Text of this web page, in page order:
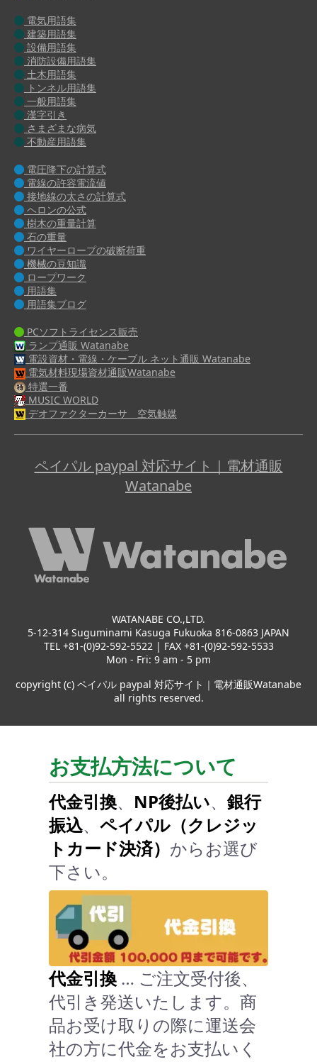
電気用語集
建築用語集
設備用語集
消防設備用語集
土木用語集
トンネル用語集
一般用語集
漢字引き
さまざまな病気
不動産用語集
電圧降下の計算式
電線の許容電流値
接地線の太さの計算式
ヘロンの公式
樹木の重量計算
石の重量
ワイヤーロープの破断荷重
機械の豆知識
ロープワーク
用語集
用語集ブログ
PCソフトライセンス販売
ランプ通販 Watanabe
電設資材・電線・ケーブル ネット通販 Watanabe
電気材料現場資材通販Watanabe
特選一番
MUSIC WORLD
デオファクターカーサ 空気触媒
ペイパル paypal 対応サイト｜電材通販
Watanabe
WATANABE CO.,LTD.
5-12-314 Suguminami Kasuga Fukuoka 816-0863 JAPAN
TEL +81-(0)92-592-5522 | FAX +81-(0)92-592-5533
Mon - Fri: 9 am - 5 pm
copyright (c) ペイパル paypal 対応サイト｜電材通販Watanabe
all rights reserved.
お支払方法について
代金引換、 NP後払い、 銀行
振込、 ペイパル（クレジッ
トカード決済） からお選び
下さい。
代金引換 … ご注文受付後、
代引き発送いたします。商
品お受け取りの際に運送会
社の方に代金をお支払いく